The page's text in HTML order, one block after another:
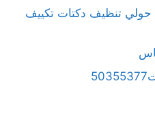
تنظيف دكتات تكييف